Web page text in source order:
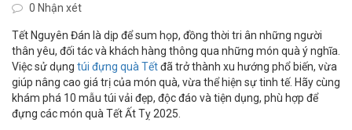
0 Nhận xét
Tết Nguyên Đán là dịp để sum họp, đồng thời tri ân những người
thân yêu, đối tác và khách hàng thông qua những món quà ý nghĩa.
Việc sử dụng túi đựng quà Tếtđã trở thành xu hướng phổ biến, vừa
giúp nâng cao giá trị của món quà, vừa thể hiện sự tinh tế. Hãy cùng
khám phá 10 mẫu túi vải đẹp, độc đáo và tiện dụng, phù hợp để
đựng các món quà Tết Ất Tỵ 2025.